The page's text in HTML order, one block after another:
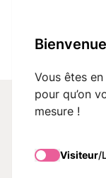
Vous êtes
pour qu’on
mesure !
Visiteur/